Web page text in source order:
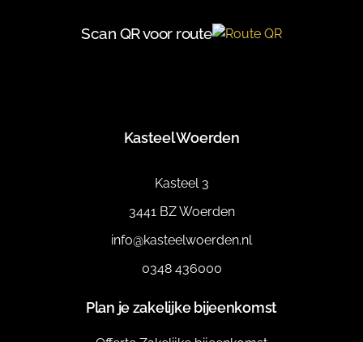
Scan QR voor route
Kasteel Woerden
Kasteel 3
3441 BZ Woerden
info@kasteelwoerden.nl
0348 436000
Plan je zakelijke bijeenkomst